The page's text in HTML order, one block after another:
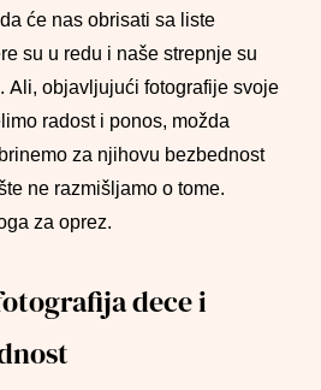
će nas obrisati sa liste
su u redu i naše strepnje su
Ali, objavljujući fotografije svoje
radost i ponos, možda
za njihovu bezbednost
ne razmišljamo o tome.
za oprez.
dece i